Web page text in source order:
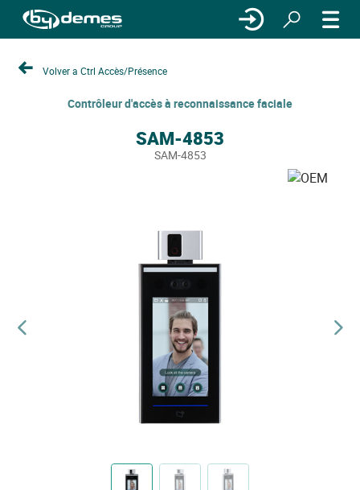
Volver a Ctrl Accès/Présence
Contrôleur d'accès à reconnaissance faciale
SAM-4853
SAM-4853